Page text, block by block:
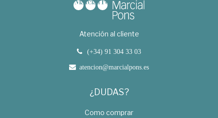
Atención al cliente
(+34) 91 304 33 03
atencion@marcialpons.es
¿DUDAS?
Como comprar